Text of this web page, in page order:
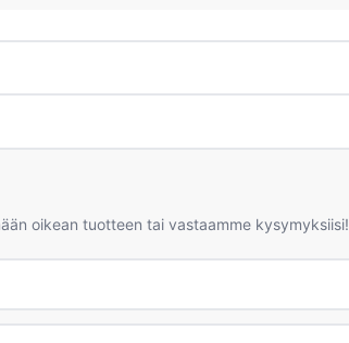
oikean tuotteen tai vastaamme kysymyksiisi!